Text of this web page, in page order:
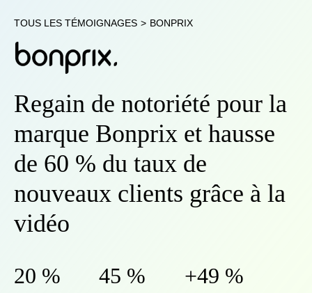
TOUS LES TÉMOIGNAGES > BONPRIX
Regain de notoriété pour la
marque Bonprix et hausse
de 60 % du taux de
nouveaux clients grâce à la
vidéo
20 % 45 % +49 %